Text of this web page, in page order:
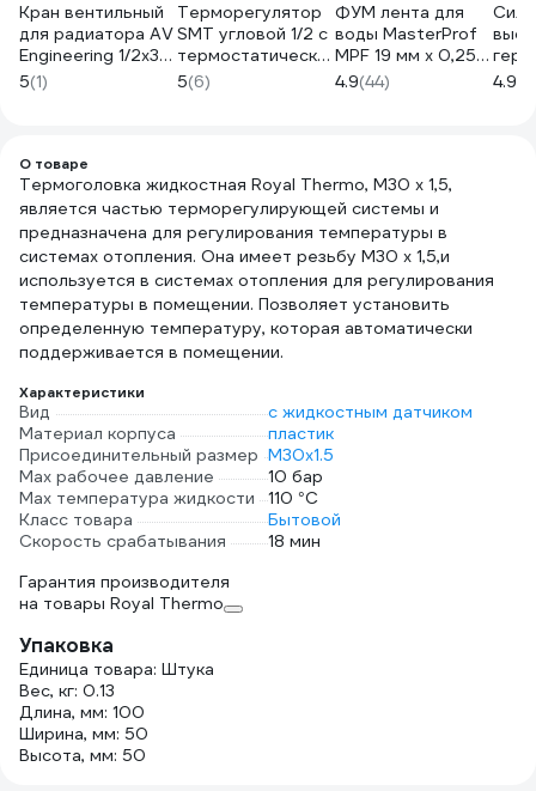
Кран вентильный
для радиатора AV
Engineering 1/2x3/4
угловой с
термоголовой
5(1)
Терморегулятор
SMT угловой 1/2 с
термостатическим
клапаном и
головкой,
5(6)
ФУМ лента для
воды MasterProf
MPF 19 мм x 0,25
мм x 15 м,
профессиональная
4.9(44) 4.9
О товаре
Термоголовка жидкостная Royal Thermo, M30 x 1,5,
является частью терморегулирующей системы и
предназначена для регулирования температуры в
системах отопления. Она имеет резьбу M30 x 1,5,и
используется в системах отопления для регулирования
температуры в помещении. Позволяет установить
определенную температуру, которая автоматически
поддерживается в помещении.
Характеристики
Вид
с жидкостным датчиком
Материал корпуса
пластик
Присоединительный размер М30х1.5
Мах рабочее давление
10 бар
Max температура жидкости
110 °С
Класс товара
Бытовой
Скорость срабатывания
18 мин
Гарантия производителя
на товары Royal Thermo
Упаковка
Единица товара: Штука
Вес, кг: 0.13
Длина, мм: 100
Ширина, мм: 50
Высота, мм: 50